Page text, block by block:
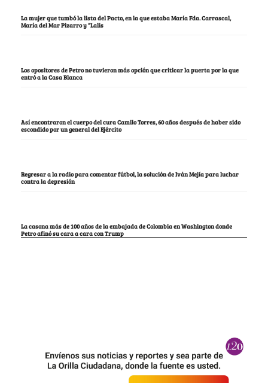
La mujer que tumbó la lista del Pacto, en la que estaba María Fda. Carrascal,
María del Mar Pizarro y “Lalis
Los opositores de Petro no tuvieron más opción que criticar la puerta por la que
entró a la Casa Blanca
Así encontraron el cuerpo del cura Camilo Torres, 60 años después de haber sido
escondido por un general del Ejército
Regresar a la radio para comentar fútbol, la solución de Iván Mejía para luchar
contra la depresión
La casona más de 100 años de la embajada de Colombia en Washington donde
Petro afinó su cara a cara con Trump